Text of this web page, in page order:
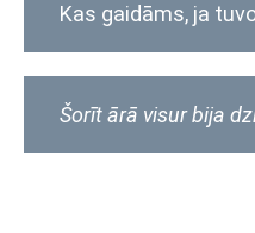
Kas gaidāms, ja
Šorīt ārā visur bija